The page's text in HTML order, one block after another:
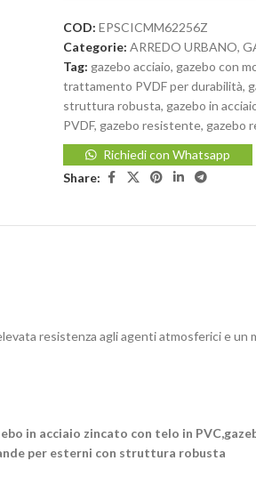
COD:EPSCICMM62256Z
Categorie: ARREDO URBANO,
Tag: gazebo acciaio, gazebo con
trattamento PVDF per durabilità,
struttura robusta, gazebo in
PVDF, gazebo resistente, gazebo
Richiedi con Whatsapp
Share:
resistenza agli agenti atmosferici e un
in acciaio zincato con telo in
per esterni con struttura robusta